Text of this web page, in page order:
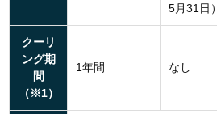
5月31日）
クーリ
ング期
間
（※1）
1年間 なし